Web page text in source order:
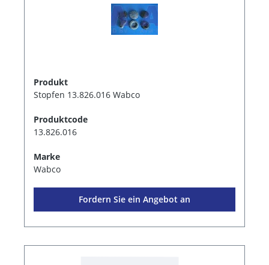
Produkt
Stopfen 13.826.016 Wabco
Produktcode
13.826.016
Marke
Wabco
Fordern Sie ein Angebot an